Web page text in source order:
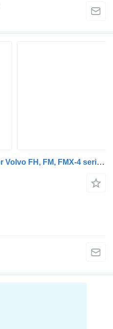
W112 852.2 zwaailamp voor Volvo FH, FM, FMX-4 series (2013-) trekker